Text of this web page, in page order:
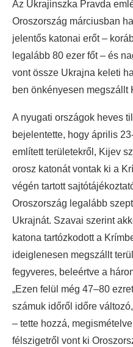
Az Ukrajinszka Pravda
Oroszország márciusban
jelentős katonai erőt –
legalább 80 ezer főt – és
vont össze Ukrajna keleti
ben önkényesen megszállt
A nyugati országok heves
bejelentette, hogy április
említett területekről, Kijev
orosz katonát vontak ki a
végén tartott
Oroszország legalább
Ukrajnát. Szavai szerint
katona tartózkodott a
ideiglenesen megszállt
fegyveres, beleértve a
„Ezen felül még 47–80
számuk időről időre
– tette hozzá,
félszigetről vont ki